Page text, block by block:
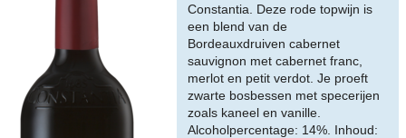
Constantia. Deze rode topwijn is
een blend van de
Bordeauxdruiven cabernet
sauvignon met cabernet franc,
merlot en petit verdot. Je proeft
zwarte bosbessen met specerijen
zoals kaneel en vanille.
Alcoholpercentage: 14%. Inhoud: